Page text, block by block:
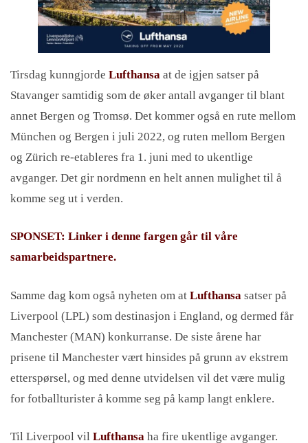
Tirsdag kunngjorde Lufthansa at de igjen satser på
Stavanger samtidig som de øker antall avganger til blant
annet Bergen og Tromsø. Det kommer også en rute mellom
München og Bergen i juli 2022, og ruten mellom Bergen
og Zürich re-etableres fra 1. juni med to ukentlige
avganger. Det gir nordmenn en helt annen mulighet til å
komme seg ut i verden.
SPONSET: Linker i denne fargen går til våre
samarbeidspartnere.
Samme dag kom også nyheten om at Lufthansa satser på
Liverpool (LPL) som destinasjon i England, og dermed får
Manchester (MAN) konkurranse. De siste årene har
prisene til Manchester vært hinsides på grunn av ekstrem
etterspørsel, og med denne utvidelsen vil det være mulig
for fotballturister å komme seg på kamp langt enklere.
Til Liverpool vil Lufthansa ha fire ukentlige avganger.